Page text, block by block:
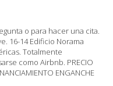
o para hacer una cita.
16-14 Edificio Norama
Totalmente
como Airbnb. PRECIO
ENGANCHE